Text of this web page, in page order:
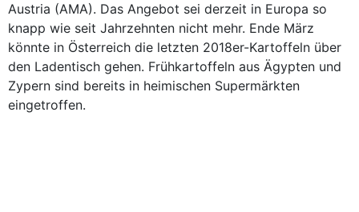
Austria (AMA). Das Angebot sei derzeit in Europa so
knapp wie seit Jahrzehnten nicht mehr. Ende März
könnte in Österreich die letzten 2018er-Kartoffeln über
den Ladentisch gehen. Frühkartoffeln aus Ägypten und
Zypern sind bereits in heimischen Supermärkten
eingetroffen.